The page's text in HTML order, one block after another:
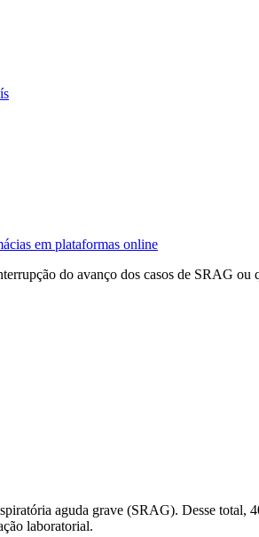
em plataformas online
do avanço dos casos de SRAG
aguda grave (SRAG). Desse
laboratorial.